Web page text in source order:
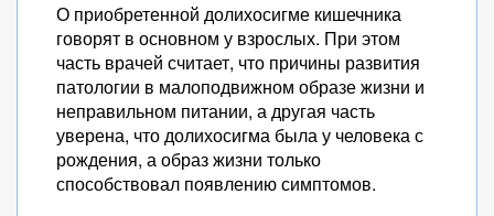
О приобретенной долихосигме кишечника
говорят в основном у взрослых. При этом
часть врачей считает, что причины развития
патологии в малоподвижном образе жизни и
неправильном питании, а другая часть
уверена, что долихосигма была у человека с
рождения, а образ жизни только
способствовал появлению симптомов.